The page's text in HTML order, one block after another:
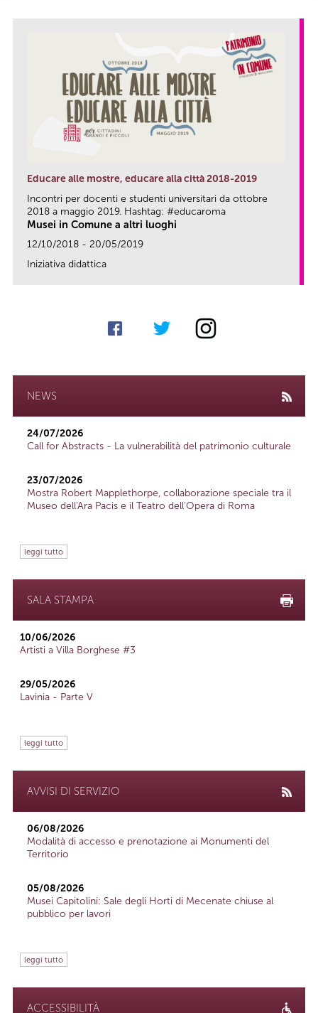
Educare alle mostre, educare alla città 2018-2019
Incontri per docenti e studenti universitari da ottobre
2018 a maggio 2019. Hashtag: #educaroma
Musei in Comune a altri luoghi
12/10/2018 - 20/05/2019
Iniziativa didattica
NEWS
24/07/2026
Call for Abstracts - La vulnerabilità del patrimonio culturale
23/07/2026
Mostra Robert Mapplethorpe, collaborazione speciale tra il
Museo dell'Ara Pacis e il Teatro dell'Opera di Roma
leggi tutto
SALA STAMPA
10/06/2026
Artisti a Villa Borghese #3
29/05/2026
Lavinia - Parte V
leggi tutto
AVVISI DI SERVIZIO
06/08/2026
Modalità di accesso e prenotazione ai Monumenti del
Territorio
05/08/2026
Musei Capitolini: Sale degli Horti di Mecenate chiuse al
pubblico per lavori
leggi tutto
ACCESSIBILITÀ